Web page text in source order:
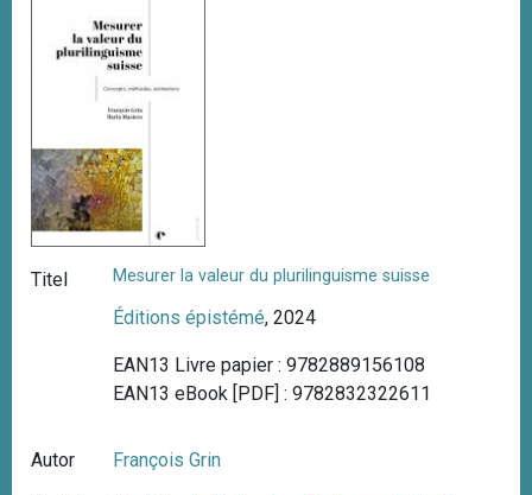
Titel Mesurer la valeur du plurilinguisme suisse
Éditions épistémé, 2024
EAN13 Livre papier : 9782889156108
EAN13 eBook [PDF] : 9782832322611
Autor François Grin